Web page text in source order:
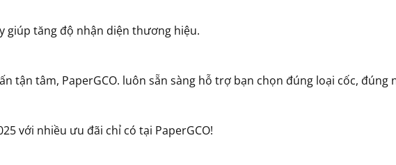
giúp tăng độ nhận diện thương hiệu.
tận tâm, PaperGCO. luôn sẵn sàng hỗ trợ bạn chọn đúng loại cốc, đúng
với nhiều ưu đãi chỉ có tại PaperGCO!